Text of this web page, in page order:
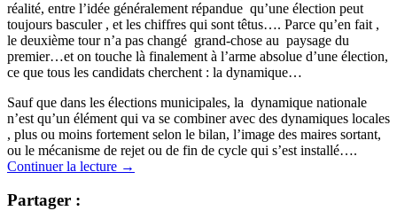
réalité, entre l’idée généralement répandue qu’une élection peut
toujours basculer , et les chiffres qui sont têtus…. Parce qu’en fait ,
le deuxième tour n’a pas changé grand-chose au paysage du
premier…et on touche là finalement à l’arme absolue d’une élection,
ce que tous les candidats cherchent : la dynamique…
Sauf que dans les élections municipales, la dynamique nationale
n’est qu’un élément qui va se combiner avec des dynamiques locales
, plus ou moins fortement selon le bilan, l’image des maires sortant,
ou le mécanisme de rejet ou de fin de cycle qui s’est installé….
Continuer la lecture →
Partager :